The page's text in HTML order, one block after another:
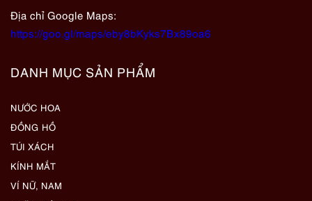
Địa chỉ Google Maps:
https://goo.gl/maps/eby8bKyks7Bx89oa6
DANH MỤC SẢN PHẨM
NƯỚC HOA
ĐỒNG HỒ
TÚI XÁCH
KÍNH MẮT
VÍ NỮ, NAM